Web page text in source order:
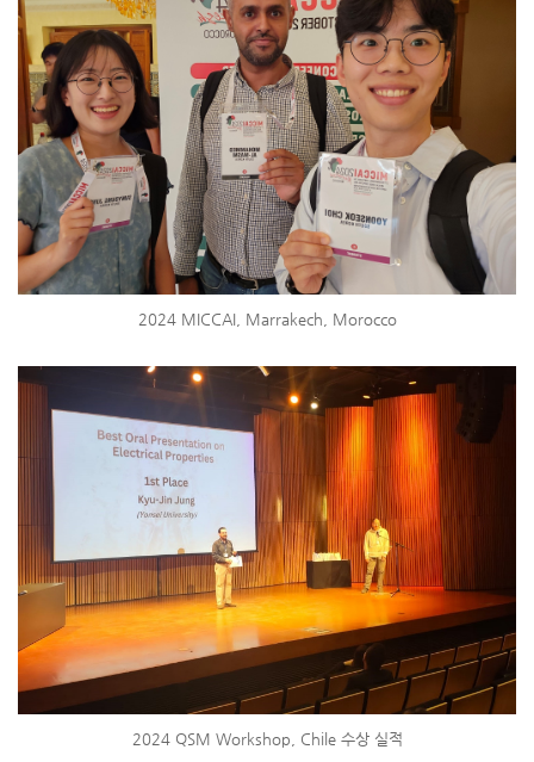
2024 MICCAI, Marrakech, Morocco
2024 QSM Workshop, Chile 수상 실적